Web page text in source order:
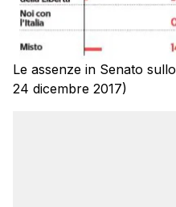
Le assenze in Senato
24 dicembre 2017)